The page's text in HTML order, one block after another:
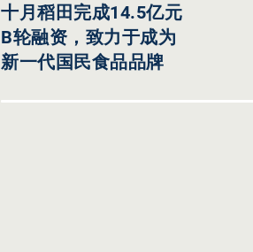
十月稻田完成14.5亿元
B轮融资，致力于成为
新一代国民食品品牌